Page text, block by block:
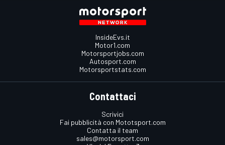
InsideEvs.it
Motor1.com
Motorsportjobs.com
Autosport.com
Motorsportstats.com
Contattaci
Scrivici
Fai pubblicità con Mototsport.com
Contatta il team
sales@motorsport.com